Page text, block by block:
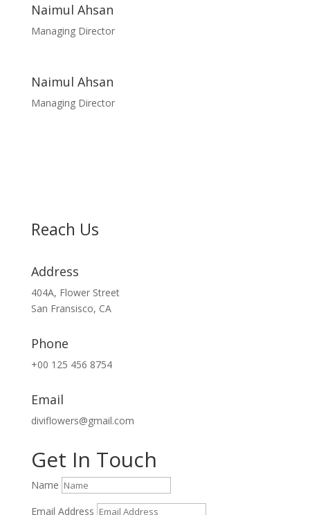
Naimul Ahsan
Managing Director
Naimul Ahsan
Managing Director
Reach Us
Address
404A, Flower Street
San Fransisco, CA
Phone
+00 125 456 8754
Email
diviflowers@gmail.com
Get In Touch
Name
Email Address